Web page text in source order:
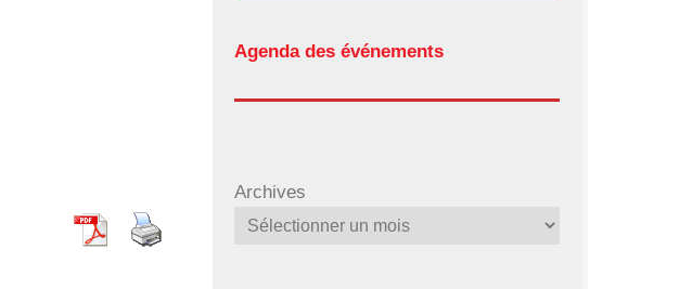
Agenda des événements
Archives